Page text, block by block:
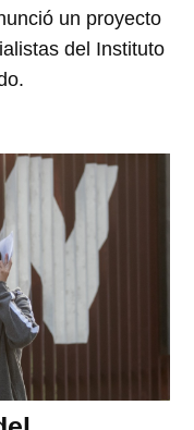
un proyecto
del Instituto